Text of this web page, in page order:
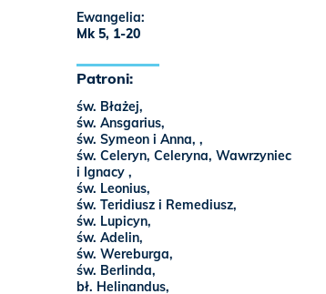
Ewangelia:
Mk 5, 1-20
Patroni:
św. Błażej,
św. Ansgarius,
św. Symeon i Anna, ,
św. Celeryn, Celeryna, Wawrzyniec
i Ignacy ,
św. Leonius,
św. Teridiusz i Remediusz,
św. Lupicyn,
św. Adelin,
św. Wereburga,
św. Berlinda,
bł. Helinandus,